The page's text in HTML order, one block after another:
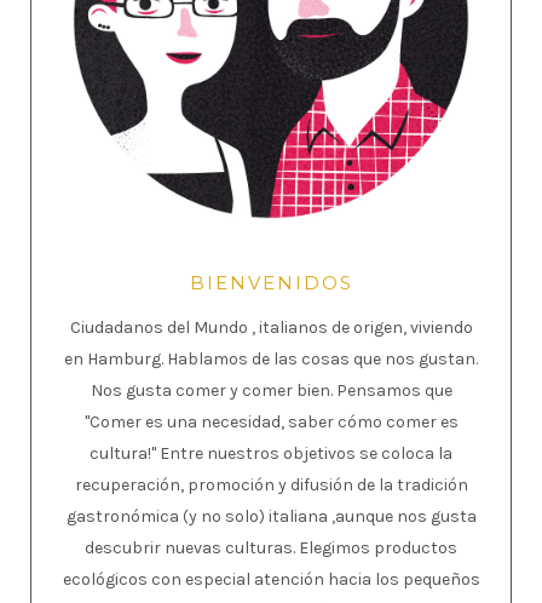
BIENVENIDOS
Ciudadanos del Mundo , italianos de origen, viviendo
en Hamburg. Hablamos de las cosas que nos gustan.
Nos gusta comer y comer bien. Pensamos que
"Comer es una necesidad, saber cómo comer es
cultura!" Entre nuestros objetivos se coloca la
recuperación, promoción y difusión de la tradición
gastronómica (y no solo) italiana ,aunque nos gusta
descubrir nuevas culturas. Elegimos productos
ecológicos con especial atención hacia los pequeños